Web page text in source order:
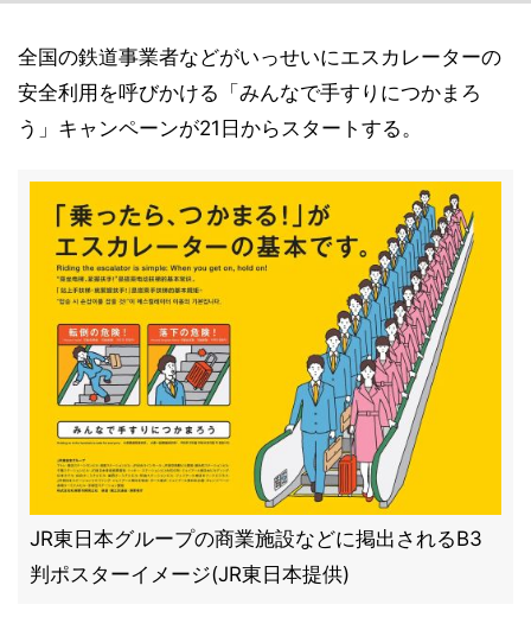
全国の鉄道事業者などがいっせいにエスカレーターの
安全利用を呼びかける「みんなで手すりにつかまろ
う」キャンペーンが21日からスタートする。
JR東日本グループの商業施設などに掲出されるB3
判ポスターイメージ(JR東日本提供)